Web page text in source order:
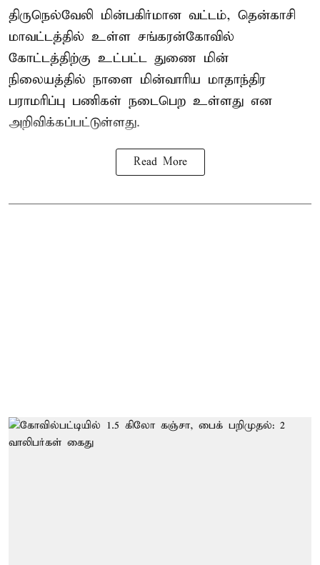
திருநெல்வேலி மின்பகிர்மான வட்டம், தென்காசி
மாவட்டத்தில் உள்ள சங்கரன்கோவில்
கோட்டத்திற்கு உட்பட்ட துணை மின்
நிலையத்தில் நாளை மின்வாரிய மாதாந்திர
பராமரிப்பு பணிகள் நடைபெற உள்ளது என
அறிவிக்கப்பட்டுள்ளது.
Read More